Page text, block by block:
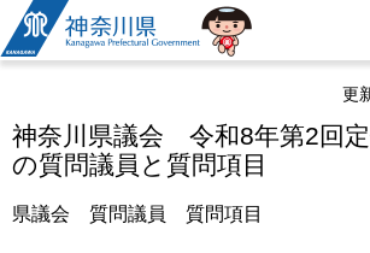
神奈川県
更
神奈川県議会 令和8年第2回
の質問議員と質問項目
県議会 質問議員 質問項目